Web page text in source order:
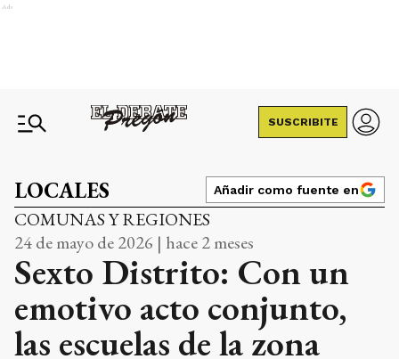
Ads
SUSCRIBITE
LOCALES Añadir como fuente en
COMUNAS Y REGIONES
24 de mayo de 2026 | hace 2 meses
Sexto Distrito: Con un
emotivo acto conjunto,
las escuelas de la zona